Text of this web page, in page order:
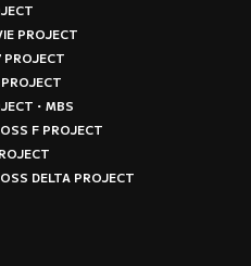
PROJECT
・MBS
F PROJECT
DELTA PROJECT